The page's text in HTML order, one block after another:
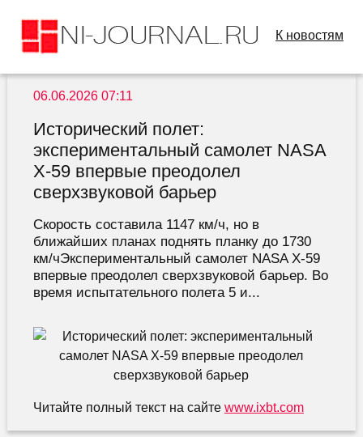
К новостям
06.06.2026 07:11
Исторический полет:
экспериментальный самолет NASA
X-59 впервые преодолел
сверхзвуковой барьер
Скорость составила 1147 км/ч, но в
ближайших планах поднять планку до 1730
км/чЭкспериментальный самолет NASA X-59
впервые преодолел сверхзвуковой барьер. Во
время испытательного полета 5 и...
Читайте полный текст на сайте www.ixbt.com